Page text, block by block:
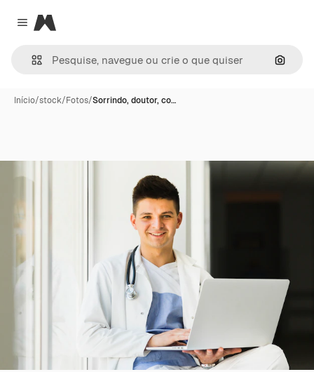
Close menu
Magnific
Início/stock/Fotos/Sorrindo, doutor, co…